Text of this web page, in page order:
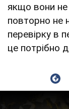
якщо вони
повторно не
перевірку в
це потрібно